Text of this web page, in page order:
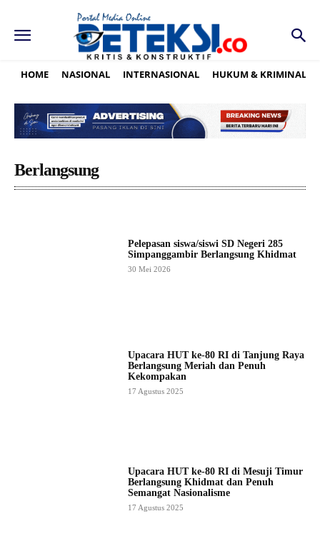
HOME NASIONAL INTERNASIONAL HUKUM & KRIMINAL
Berlangsung
Pelepasan siswa/siswi SD Negeri 285
Simpanggambir Berlangsung Khidmat
30 Mei 2026
Upacara HUT ke-80 RI di Tanjung Raya
Berlangsung Meriah dan Penuh
Kekompakan
17 Agustus 2025
Upacara HUT ke-80 RI di Mesuji Timur
Berlangsung Khidmat dan Penuh
Semangat Nasionalisme
17 Agustus 2025